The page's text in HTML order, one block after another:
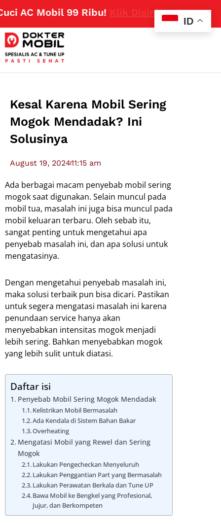
Mobil 99 Ribu!Klik Disini
Kesal Karena Mobil Sering
Mogok Mendadak? Ini
Solusinya
August 19, 202411:15 am
Ada berbagai macam penyebab mobil sering
mogok saat digunakan. Selain muncul pada
mobil tua, masalah ini juga bisa muncul pada
mobil keluaran terbaru. Oleh sebab itu,
sangat penting untuk mengetahui apa
penyebab masalah ini, dan apa solusi untuk
mengatasinya.
Dengan mengetahui penyebab masalah ini,
maka solusi terbaik pun bisa dicari. Pastikan
untuk segera mengatasi masalah ini karena
penundaan service hanya akan
menyebabkan intensitas mogok menjadi
lebih sering. Bahkan menyebabkan mogok
yang lebih sulit untuk diatasi.
Daftar isi
Penyebab Mobil Sering Mogok Mendadak
Kelistrikan Mobil Bermasalah
Ada Kendala di Sistem Bahan Bakar
Overheating
Mengatasi Mobil yang Rewel dan Sering
Mogok
Lakukan Pengecheckan Menyeluruh
Lakukan Penggantian Part yang Bermasalah
Lakukan Perawatan Berkala dan Tune UP
Bawa Mobil ke Bengkel yang Profesional,
Jujur, dan Berkompeten
ID